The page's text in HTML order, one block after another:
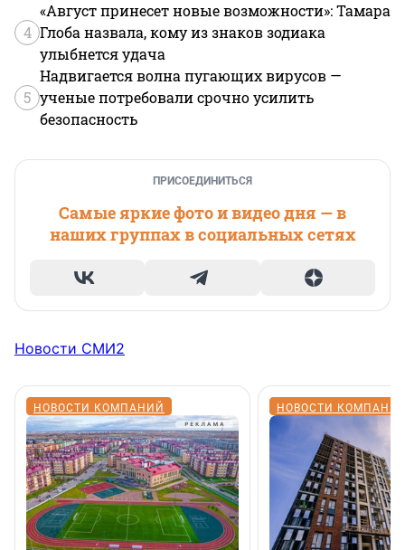
4
«Август принесет новые возможности»: Тамара
Глоба назвала, кому из знаков зодиака
улыбнется удача
5
Надвигается волна пугающих вирусов —
ученые потребовали срочно усилить
безопасность
ПРИСОЕДИНИТЬСЯ
Самые яркие фото и видео дня — в
наших группах в социальных сетях
Новости СМИ2
НОВОСТИ КОМПАНИЙ НОВОСТИ